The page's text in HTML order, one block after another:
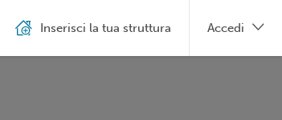
Inserisci la tua struttura Accedi